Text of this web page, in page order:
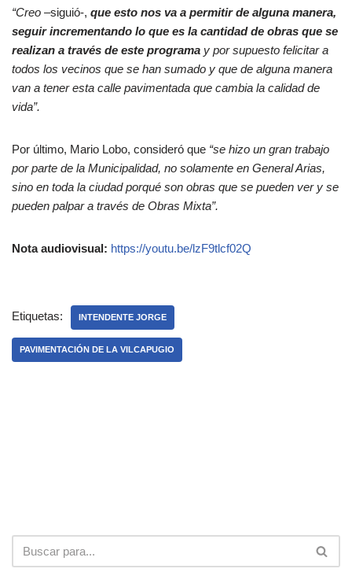
“Creo –siguió-, que esto nos va a permitir de alguna manera,
seguir incrementando lo que es la cantidad de obras que se
realizan a través de este programa y por supuesto felicitar a
todos los vecinos que se han sumado y que de alguna manera
van a tener esta calle pavimentada que cambia la calidad de
vida”.
Por último, Mario Lobo, consideró que “se hizo un gran trabajo
por parte de la Municipalidad, no solamente en General Arias,
sino en toda la ciudad porqué son obras que se pueden ver y se
pueden palpar a través de Obras Mixta”.
Nota audiovisual: https://youtu.be/lzF9tlcf02Q
Etiquetas: INTENDENTE JORGE
PAVIMENTACIÓN DE LA VILCAPUGIO